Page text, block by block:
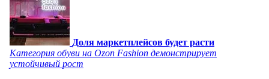
Доля маркетплейсов будет расти
Категория обуви на Ozon Fashion демонстрирует
устойчивый рост